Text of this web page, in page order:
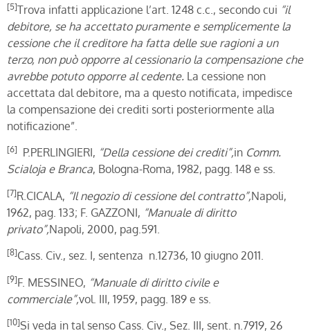
[5]Trova infatti applicazione l’art. 1248 c.c., secondo cui “il
debitore, se ha accettato puramente e semplicemente la
cessione che il creditore ha fatta delle sue ragioni a un
terzo, non può opporre al cessionario la compensazione che
avrebbe potuto opporre al cedente. La cessione non
accettata dal debitore, ma a questo notificata, impedisce
la compensazione dei crediti sorti posteriormente alla
notificazione”.
[6] P.PERLINGIERI, “Della cessione dei crediti”,in Comm.
Scialoja e Branca, Bologna-Roma, 1982, pagg. 148 e ss.
[7]R.CICALA, “Il negozio di cessione del contratto”,Napoli,
1962, pag. 133; F. GAZZONI, “Manuale di diritto
privato”,Napoli, 2000, pag.591.
[8]Cass. Civ., sez. I, sentenza n.12736, 10 giugno 2011.
[9]F. MESSINEO, “Manuale di diritto civile e
commerciale”,vol. III, 1959, pagg. 189 e ss.
[10]Si veda in tal senso Cass. Civ., Sez. III, sent. n.7919, 26